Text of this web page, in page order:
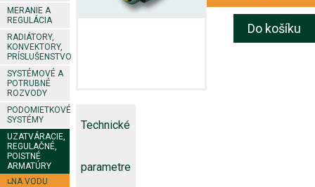
MERANIE A
REGULÁCIA
RADIÁTORY,
KONVEKTORY,
PRÍSLUŠENSTVO
SYSTÉMOVÉ A
POTRUBNÉ
ROZVODY
PODOMIETKOVÉ
SYSTÉMY
UZATVÁRACIE,
REGULAČNÉ,
POISTNÉ
ARMATÚRY
NA VODU
Do košíku
Technické
parametre